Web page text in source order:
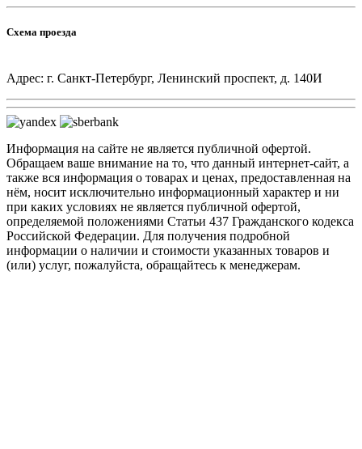
Схема проезда
Адрес: г. Санкт-Петербург, Ленинский проспект, д. 140И
Информация на сайте не является публичной офертой.
Обращаем ваше внимание на то, что данный интернет-сайт, а
также вся информация о товарах и ценах, предоставленная на
нём, носит исключительно информационный характер и ни
при каких условиях не является публичной офертой,
определяемой положениями Статьи 437 Гражданского кодекса
Российской Федерации. Для получения подробной
информации о наличии и стоимости указанных товаров и
(или) услуг, пожалуйста, обращайтесь к менеджерам.